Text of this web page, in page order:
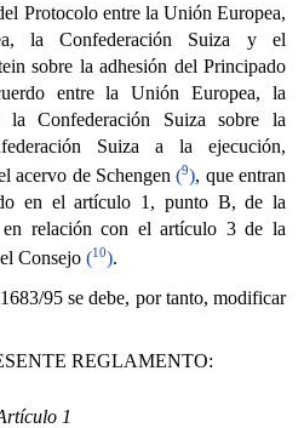
Protocolo entre la Unión Europea,
la Confederación Suiza y el
sobre la adhesión del Principado
entre la Unión Europea, la
la Confederación Suiza sobre la
Suiza a la ejecución,
acervo de Schengen(9), que entran
en el artículo 1, punto B, de la
en relación con el artículo 3 de la
Consejo (10).
1683/95 se debe, por tanto, modificar
REGLAMENTO:
1